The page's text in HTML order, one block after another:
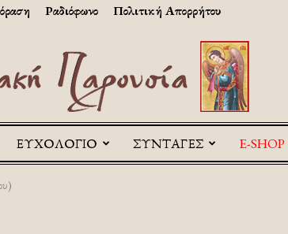
Ραδιόφωνο Πολιτική Απορρήτου
ΕΥΧΟΛΟΓΙΟ ΣΥΝΤΑΓΕΣ E-SHOP